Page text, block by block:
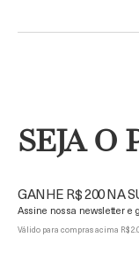
SEJA O
GANHE R$ 200 NA
Assine nossa newsletter e
Válido para compras acima R$